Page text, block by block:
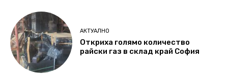
АКТУАЛНО
Откриха голямо количество
райски газ в склад край София